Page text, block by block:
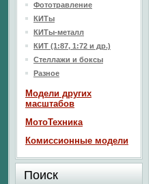
Фототравление
КИТы
КИТы-металл
КИТ (1:87, 1:72 и др.)
Стеллажи и боксы
Разное
Модели других
масштабов
МотоТехника
Комиссионные модели
Поиск